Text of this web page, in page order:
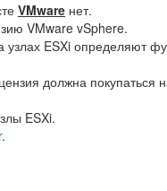
VMware нет.
VMware vSphere.
ESXi определяют
должна покупаться
ESXi.
.